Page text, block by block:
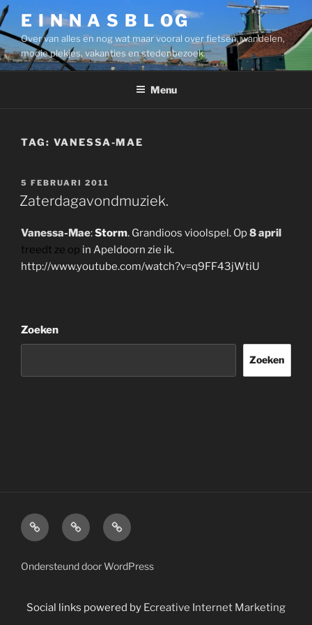
Ga
naar
de
inhoud
E I N N A S B L OG
Over van alles en nog wat maar vooral over fietsen, wandelen,
mooie plekjes, vakanties en stedenbezoek.
Menu
TAG: VANESSA-MAE
GEPLAATST
OP
5 FEBRUARI 2011
Zaterdagavondmuziek.
Vanessa-Mae:Storm. Grandioos vioolspel. Op8 april
treedt ze op in Apeldoorn zie ik.
http://www.youtube.com/watch?v=q9FF43jWtiU
Zoeken
Zoeken
Home
Over
mij.
Disclaimer.
Ondersteund door WordPress
Social links powered by Ecreative Internet Marketing